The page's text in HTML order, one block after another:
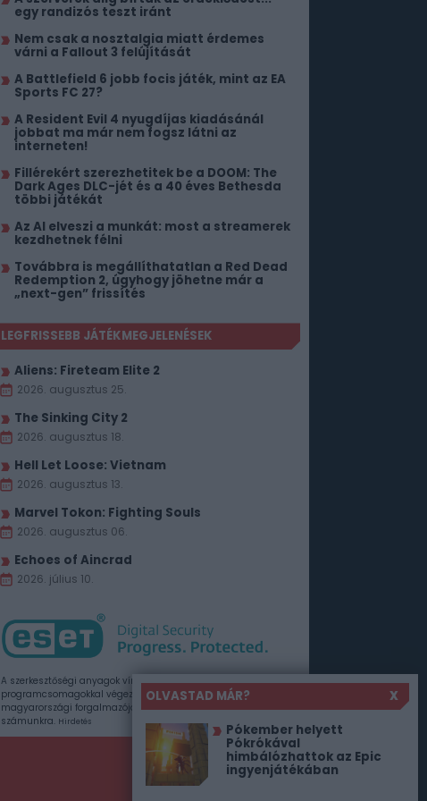
OLVASTAD MÁR?
X
Pókember helyett
Pókrókával
himbálózhattok az Epic
ingyenjátékában
egy randizós teszt iránt
Nem csak a nosztalgia miatt érdemes
várni a Fallout 3 felújítását
A Battlefield 6 jobb focis játék, mint az EA
Sports FC 27?
A Resident Evil 4 nyugdíjas kiadásánál
jobbat ma már nem fogsz látni az
interneten!
Fillérekért szerezhetitek be a DOOM: The
Dark Ages DLC-jét és a 40 éves Bethesda
többi játékát
Az AI elveszi a munkát: most a streamerek
kezdhetnek félni
Továbbra is megállíthatatlan a Red Dead
Redemption 2, úgyhogy jöhetne már a
„next-gen” frissítés
LEGFRISSEBB JÁTÉKMEGJELENÉSEK
Aliens: Fireteam Elite 2
2026. augusztus 25.
The Sinking City 2
2026. augusztus 18.
Hell Let Loose: Vietnam
2026. augusztus 13.
Marvel Tokon: Fighting Souls
2026. augusztus 06.
Echoes of Aincrad
2026. július 10.
A szerkesztőségi anyagok vírusellenőrzését az ESET
programcsomagokkal végezzük, amelyet a szoftver
magyarországi forgalmazója, a Sicontact Kft. biztosít
számunkra. Hirdetés